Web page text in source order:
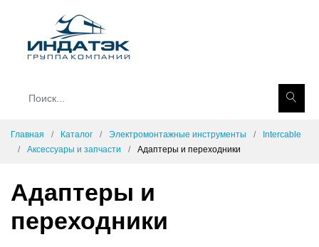
Главная Каталог Электромонтажные инструменты
Intercable
Аксессуары и запчасти
Адаптеры и переходники
Адаптеры и
переходники